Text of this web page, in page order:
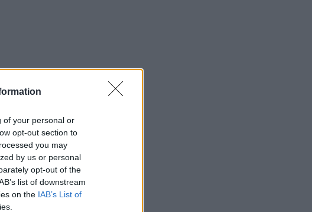
of your personal or
opt-out section to
you may
by us or personal
opt-out of the
list of downstream
on the IAB’s List of